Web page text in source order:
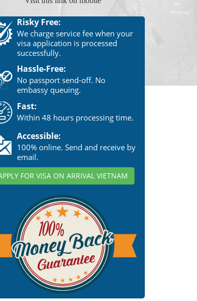
Risky Free:
We charge service fee when your
visa application is processed
successfully.
Hassle-Free:
No passport send-off. No
embassy queuing.
Fast:
Within 48 hours processing time.
Accessible:
100% online. Send and receive by
email.
FOR VISA ON ARRIVAL VIETNAM